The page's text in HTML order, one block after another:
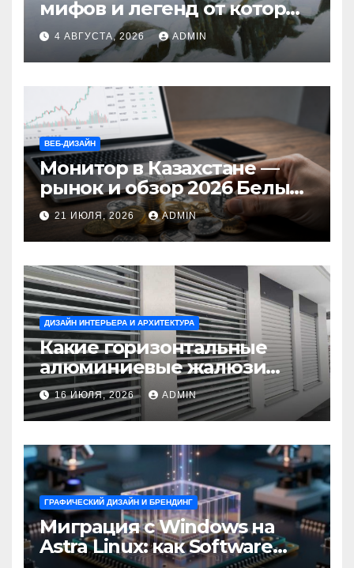
мифов и легенд от которых
стынет кровь
4 АВГУСТА, 2026 ADMIN
ВЕБ-ДИЗАЙН
Монитор в Казахстане —
рынок и обзор 2026 Белый
Ветер Shop.kz
21 ИЮЛЯ, 2026 ADMIN
ДИЗАЙН ИНТЕРЬЕРА И АРХИТЕКТУРА
Какие горизонтальные
алюминиевые жалюзи
выбрать для окон?
16 ИЮЛЯ, 2026 ADMIN
ГРАФИЧЕСКИЙ ДИЗАЙН И БРЕНДИНГ
Миграция с Windows на
Astra Linux: как Software